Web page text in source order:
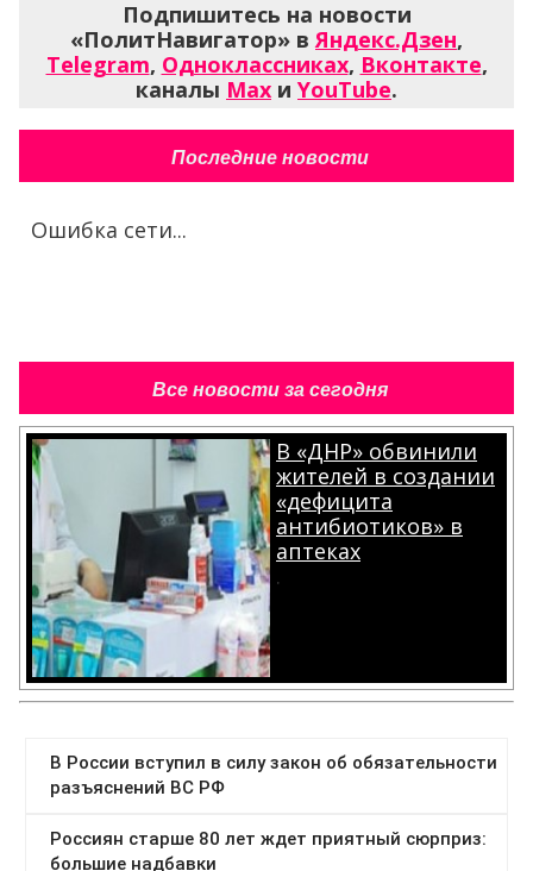
Подпишитесь на новости
«ПолитНавигатор» вЯндекс.Дзен,
Telegram, Одноклассниках, Вконтакте,
каналы Max и YouTube.
Последние новости
Ошибка сети...
Все новости за сегодня
В «ДНР» обвинили
жителей в создании
«дефицита
антибиотиков» в
аптеках
.